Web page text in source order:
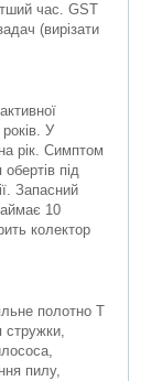
час. GST
(вирізати
У
рік. Симптом
під
Запасний
10
колектор
полотно T
стружки,
пилу,